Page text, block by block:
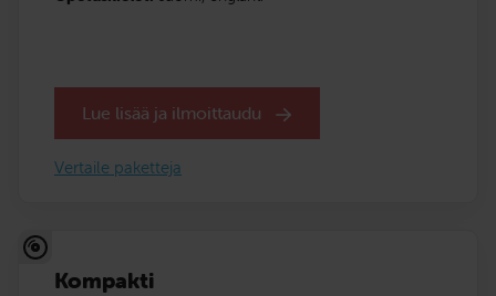
Lue lisää ja ilmoittaudu
Vertaile paketteja
Kompakti